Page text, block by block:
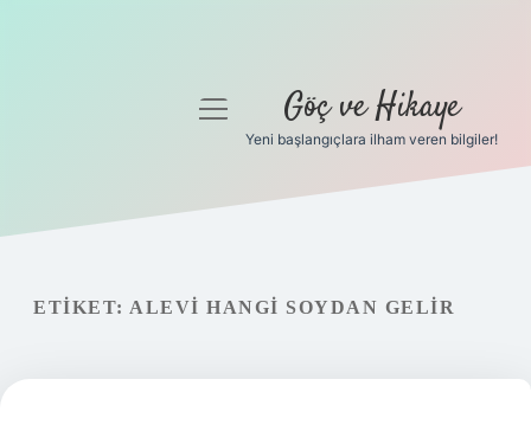
Gizlilik Politikası
menüyü
Göç ve Hikaye
Yeni başlangıçlara ilham veren bilgiler!
ETIKET: ALEVI HANGI SOYDAN GELIR